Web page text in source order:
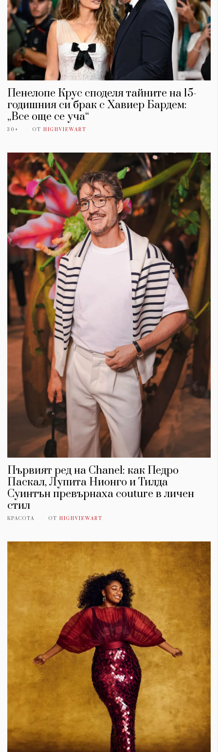
Пенелопе Крус споделя тайните на 15-
годишния си брак с Хавиер Бардем:
„Все още се уча“
30+ ОТ HIGHVIEWART
Първият ред на Chanel: как Педро
Паскал, Лупита Нионго и Тилда
Суинтън превърнаха couture в личен
стил
КРАСОТА ОТ HIGHVIEWART